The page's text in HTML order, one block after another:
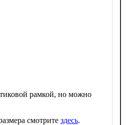
рамкой, но можно
смотрите здесь.